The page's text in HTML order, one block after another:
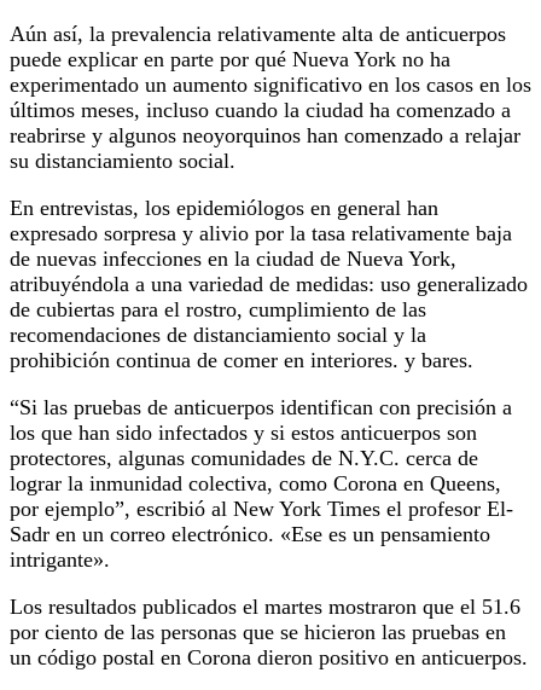
Aún así, la prevalencia relativamente alta de anticuerpos
puede explicar en parte por qué Nueva York no ha
experimentado un aumento significativo en los casos en los
últimos meses, incluso cuando la ciudad ha comenzado a
reabrirse y algunos neoyorquinos han comenzado a relajar
su distanciamiento social.
En entrevistas, los epidemiólogos en general han
expresado sorpresa y alivio por la tasa relativamente baja
de nuevas infecciones en la ciudad de Nueva York,
atribuyéndola a una variedad de medidas: uso generalizado
de cubiertas para el rostro, cumplimiento de las
recomendaciones de distanciamiento social y la
prohibición continua de comer en interiores. y bares.
“Si las pruebas de anticuerpos identifican con precisión a
los que han sido infectados y si estos anticuerpos son
protectores, algunas comunidades de N.Y.C. cerca de
lograr la inmunidad colectiva, como Corona en Queens,
por ejemplo”, escribió al New York Times el profesor El-
Sadr en un correo electrónico. «Ese es un pensamiento
intrigante».
Los resultados publicados el martes mostraron que el 51.6
por ciento de las personas que se hicieron las pruebas en
un código postal en Corona dieron positivo en anticuerpos.